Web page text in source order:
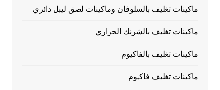
ماكينات تغليف بالسلوفان وماكينات لصق ليبل دائري
ماكينات تغليف بالشرنك الحراري
ماكينات تغليف بالفاكيوم
ماكينات تغليف فاكيوم